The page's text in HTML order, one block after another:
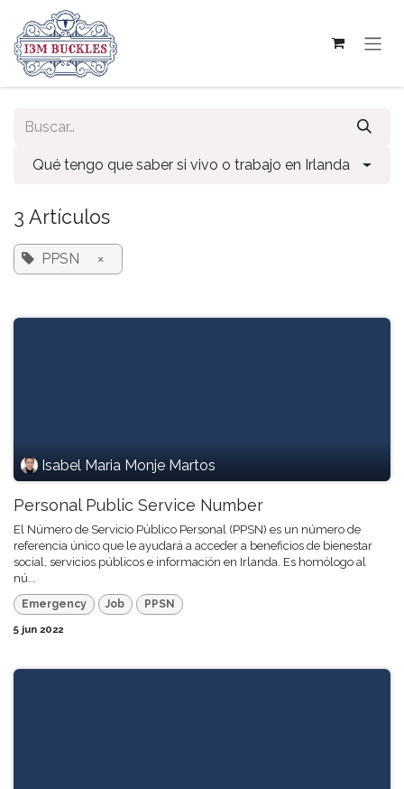
Ir al contenido
Qué tengo que saber si vivo o trabajo en Irlanda
3 Artículos
PPSN ×
Isabel Maria Monje Martos
Personal Public Service Number
El Número de Servicio Público Personal (PPSN) es un número de
referencia único que le ayudará a acceder a beneficios de bienestar
social, servicios públicos e información en Irlanda. Es homólogo al
nú...
Emergency Job
PPSN
5 jun 2022